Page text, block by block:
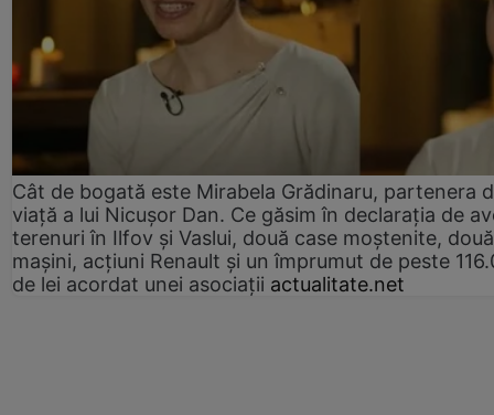
Cât de bogată este Mirabela Grădinaru, partenera
viață a lui Nicușor Dan. Ce găsim în declarația de
terenuri în Ilfov și Vaslui, două case moștenite, două
mașini, acțiuni Renault și un împrumut de peste
de lei acordat unei asociații actualitate.net